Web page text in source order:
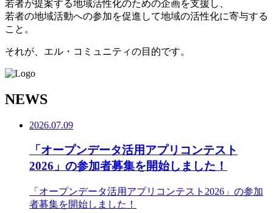
若者が提案する地域活性化のための企画を支援し、
若者の地域活動への参加を促進して地域の活性化に寄与する
こと。
それが、エル・コミュニティの目的です。
NEWS
2026.07.09
「オープンデータ活用アプリコンテスト
2026」の参加者募集を開始しました！
「オープンデータ活用アプリコンテスト2026」の参加
者募集を開始しました！